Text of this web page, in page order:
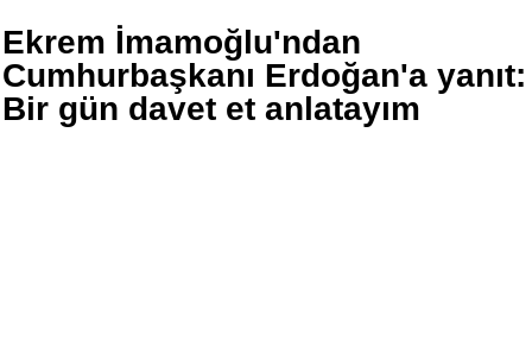
Ekrem İmamoğlu'ndan
Cumhurbaşkanı Erdoğan'a yanıt:
Bir gün davet et anlatayım